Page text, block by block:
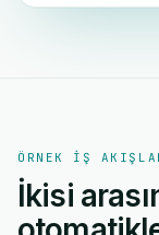
ÖRNEK IŞ
İkisi